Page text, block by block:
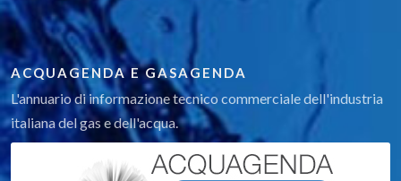
ACQUAGENDA E GASAGENDA
L'annuario di informazione tecnico commerciale dell'industria
italiana del gas e dell'acqua.